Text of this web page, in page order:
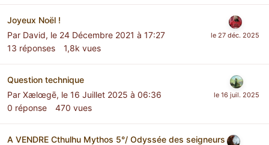
Joyeux Noël !
Par David, le 24 Décembre 2021 à 17:27
13 réponses 1,8k vues
Question technique
Par Xælœgē, le 16 Juillet 2025 à 06:36
0 réponse 470 vues
A VENDRE Cthulhu Mythos 5°/ Odyssée des seigneurs